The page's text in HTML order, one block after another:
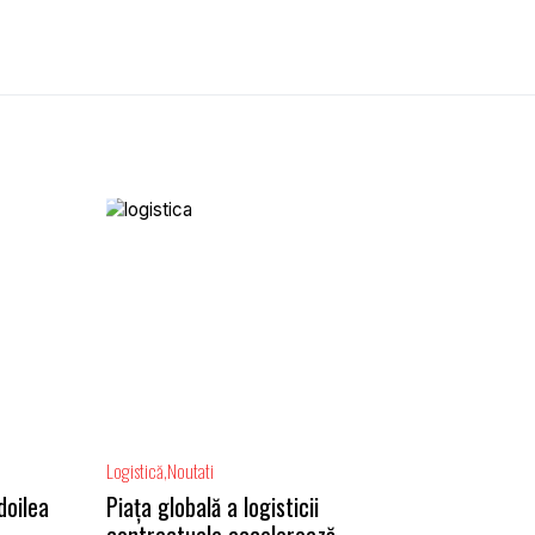
Logistică Noutati
Piața globală a logisticii